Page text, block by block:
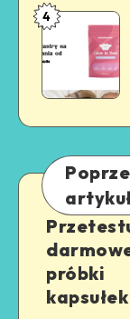
4
próbki